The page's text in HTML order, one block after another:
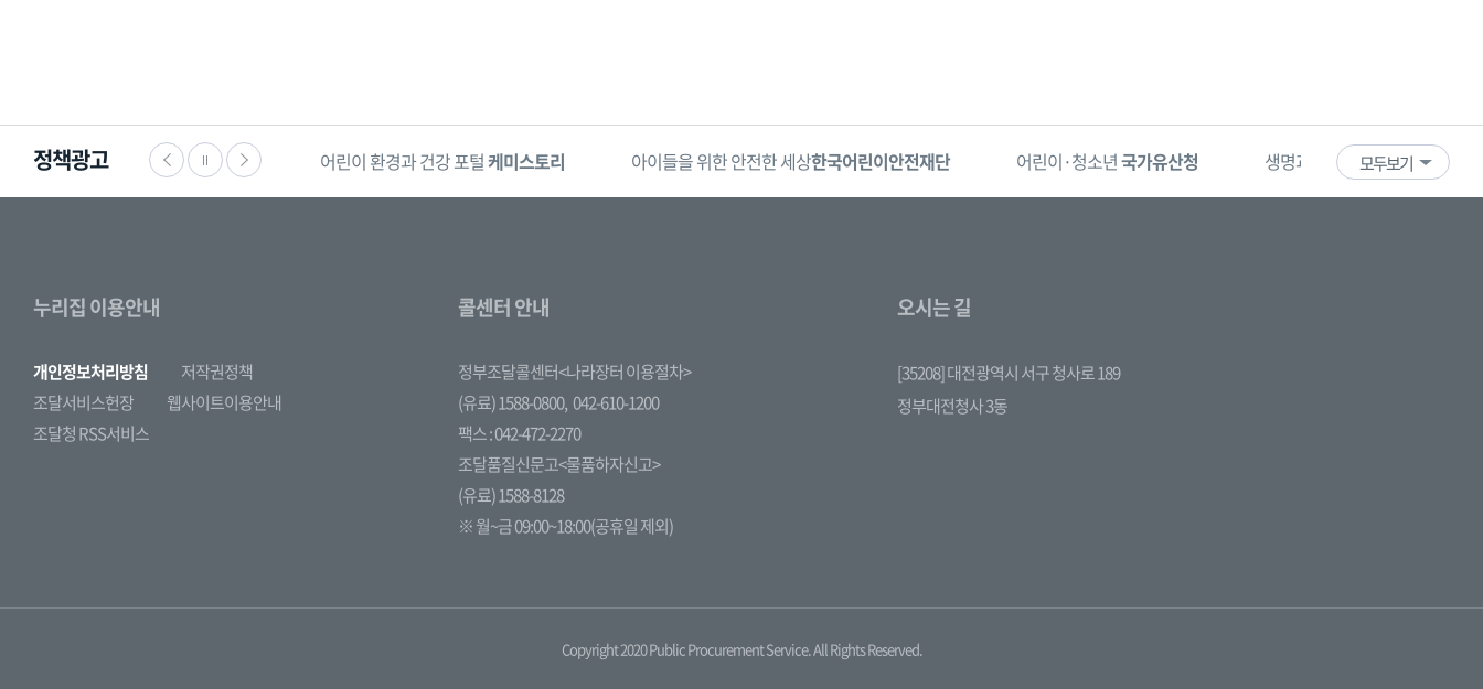
정책광고
안전을 수호하는 한국 119 소년단 어린이 환경과 건강 포털케미스토리 아이들을 위한 안전한 세상한국어린이안전재단 어린이·청소년국가유산청 생명과 안전을 수호하는한국
모두보기
누리집 이용안내
개인정보처리방침
저작권정책
조달서비스헌장
웹사이트이용안내
조달청 RSS서비스
콜센터 안내
정부조달콜센터<나라장터 이용절차>
(유료) 1588-0800, 042-610-1200
팩스 : 042-472-2270
조달품질신문고<물품하자신고>
(유료) 1588-8128
※ 월~금 09:00~18:00(공휴일 제외)
오시는 길
[35208] 대전광역시 서구 청사로 189
정부대전청사 3동
Copyright 2020 Public Procurement Service. All Rights Reserved.